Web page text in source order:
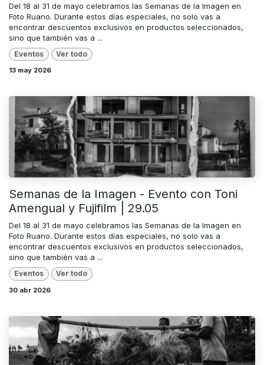
Del 18 al 31 de mayo celebramos las Semanas de la Imagen en
Foto Ruano. Durante estos días especiales, no solo vas a
encontrar descuentos exclusivos en productos seleccionados,
sino que también vas a ...
Eventos Ver todo
13 may 2026
Semanas de la Imagen - Evento con Toni
Amengual y Fujifilm | 29.05
Del 18 al 31 de mayo celebramos las Semanas de la Imagen en
Foto Ruano. Durante estos días especiales, no solo vas a
encontrar descuentos exclusivos en productos seleccionados,
sino que también vas a ...
Eventos Ver todo
30 abr 2026